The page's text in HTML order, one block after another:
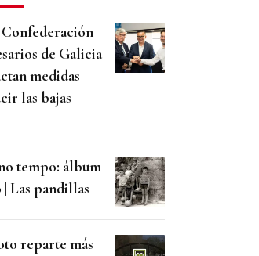
Confederación
de Galicia
medidas
las bajas
tempo: álbum
| Las pandillas
reparte más